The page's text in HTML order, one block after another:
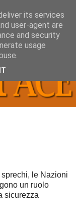
le Nazioni
un ruolo
sicurezza
its services
user-agent are
and security
usage